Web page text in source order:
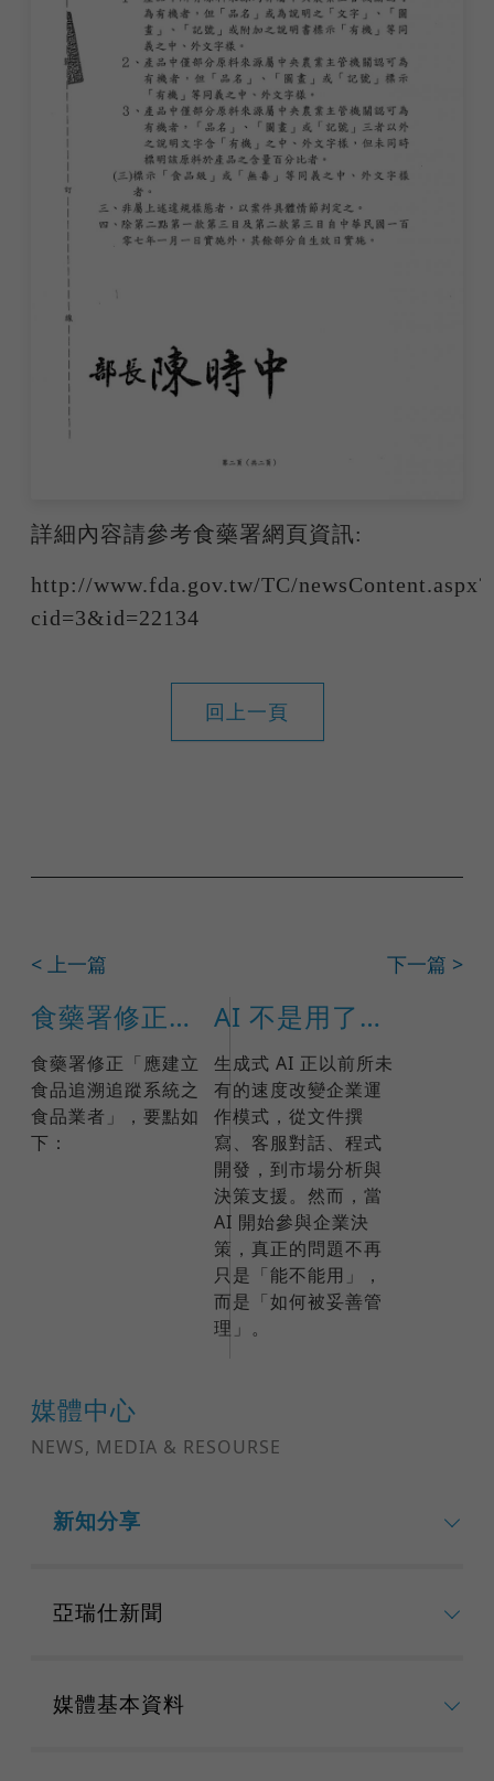
媒體中心
NEWS, MEDIA & RESOURSE
新知分享
亞瑞仕新聞
媒體基本資料
詳細內容請參考食藥署網頁資訊:
http://www.fda.gov.tw/TC/newsContent.aspx?
cid=3&id=22134
回上一頁
< 上一篇 下一篇 >
食藥署修正「應建立食品追溯追蹤系統之食品業者」
食藥署修正「應建立
食品追溯追蹤系統之
食品業者」，要點如
下：
AI 不是用了就好：ISO 42001 如何打造企業可信任的 AI 治理
生成式 AI 正以前所未
有的速度改變企業運
作模式，從文件撰
寫、客服對話、程式
開發，到市場分析與
決策支援。然而，當
AI 開始參與企業決
策，真正的問題不再
只是「能不能用」，
而是「如何被妥善管
理」。